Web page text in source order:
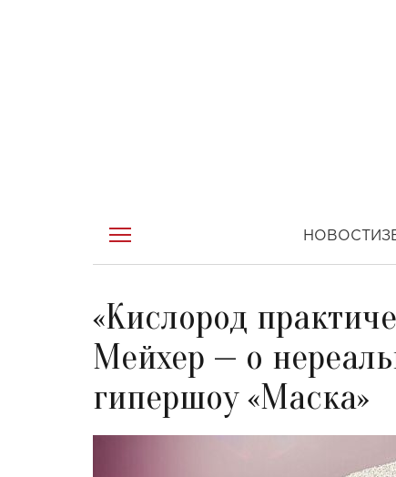
НОВОСТИ
«Кислород
Мейхер — о
гипершоу «Маска»